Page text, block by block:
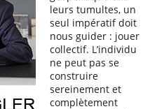
leurs tumultes, un
seul impératif doit
nous guider : jouer
collectif. L’individu
ne peut pas se
construire
sereinement et
complètement